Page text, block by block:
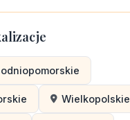
Wielkopolskie